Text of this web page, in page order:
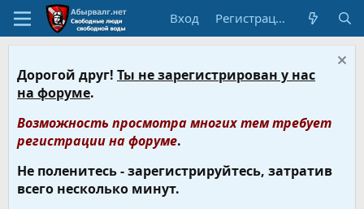
Вход Регистрация
Дорогой друг! Ты не зарегистрирован у нас
на форуме.
Возможность просмотра многих тем требует
регистрации на форуме.
Не поленитесь - зарегистрируйтесь, затратив
всего несколько минут.